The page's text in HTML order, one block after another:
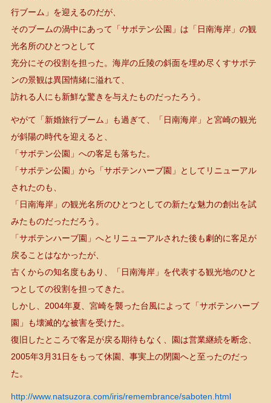
行ブーム」を迎えるのだが、
そのブームの渦中にあって「サボテン公園」は「日南海岸」の観
光名所のひとつとして
充分にその役割を担った。海岸の丘陵の斜面を埋め尽くすサボテ
ンの景観は異国情緒に溢れて、
訪れる人にも新鮮な驚きを与えたものだったろう。
やがて「新婚旅行ブーム」も過ぎて、「日南海岸」と宮崎の観光
が斜陽の時代を迎えると、
「サボテン公園」への客足も落ちた。
「サボテン公園」から「サボテンハーブ園」としてリニューアル
されたのも、
「日南海岸」の観光名所のひとつとしての新たな魅力の創出を試
みたものだっただろう。
「サボテンハーブ園」へとリニューアルされた後も劇的に客足が
戻ることはなかったが、
古くからの知名度もあり、「日南海岸」を代表する観光地のひと
つとしての役割を担ってきた。
しかし、2004年夏、宮崎を襲った台風によって「サボテンハーブ
園」も壊滅的な被害を受けた。
復旧したところで客足が戻る期待もなく、園は営業継続を断念、
2005年3月31日をもって休園、事実上の閉園へと至ったのだっ
た。
http://www.natsuzora.com/iris/remembrance/saboten.html